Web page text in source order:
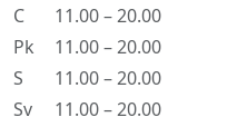
C
11.00 – 20.00
Pk
11.00 – 20.00
S
11.00 – 20.00
Sv
11.00 – 20.00